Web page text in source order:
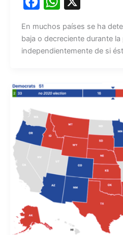
c
e
o
o
k
at
s
p
En muchos países se ha
baja o decreciente durante la
independientemente de si